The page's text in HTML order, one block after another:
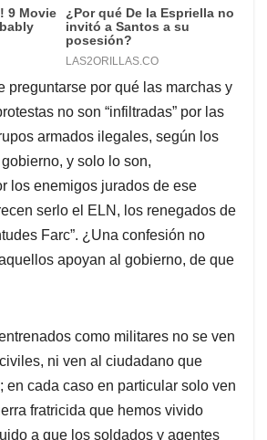
preguntarse por qué las marchas y
no son “infiltradas” por las
armados ilegales, según los
y solo lo son,
los enemigos jurados de ese
serlo el ELN, los renegados de
Farc”. ¿Una confesión no
apoyan al gobierno, de que
como militares no se ven
ni ven al ciudadano que
en cada caso en particular solo ven
fratricida que hemos vivido
a que los soldados y agentes